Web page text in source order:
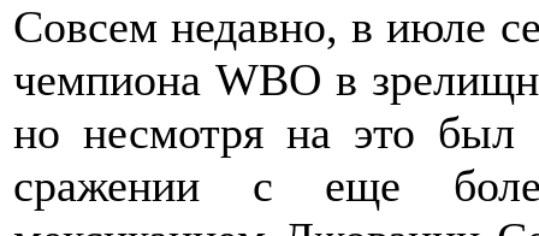
Совсем недавно, в июле
чемпиона WBO в
но несмотря на это был
сражении с еще